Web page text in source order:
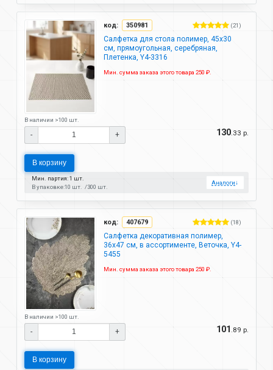
код: 350981 (21)
Салфетка для стола полимер, 45х30
см, прямоугольная, серебряная,
Плетенка, Y4-3316
Мин. сумма заказа этого товара 250 ₽.
В наличии >100 шт.
- + 130 .33 р.
В корзину
Мин. партия: 1 шт.
В упаковке:10 шт. 300 шт.
Аналоги↓
код: 407679 (18)
Салфетка декоративная полимер,
36х47 см, в ассортименте, Веточка, Y4-
5455
Мин. сумма заказа этого товара 250 ₽.
В наличии >100 шт.
- + 101 .89 р.
В корзину